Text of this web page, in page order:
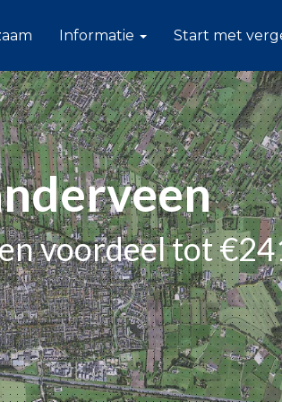
Informatie Start met
voordeel tot